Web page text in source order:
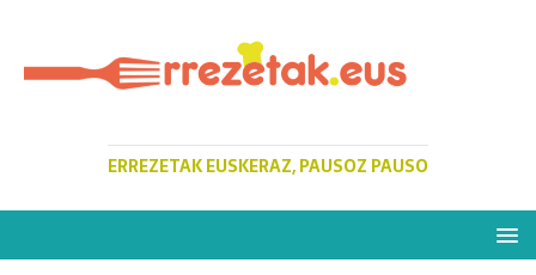
ERREZETAK EUSKERAZ, PAUSOZ PAUSO